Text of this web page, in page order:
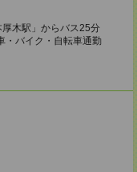
木駅」からバス25分
バイク・自転車通勤